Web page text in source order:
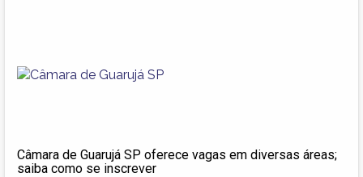
Câmara de Guarujá SP oferece vagas em diversas áreas;
saiba como se inscrever